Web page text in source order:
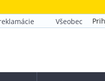
Všeobecné